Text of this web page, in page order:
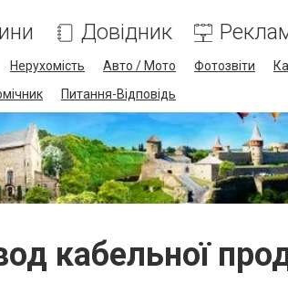
Довідник
Нерухомість Авто / Мото Фотозвіти
Питання-Відповідь
кабельної